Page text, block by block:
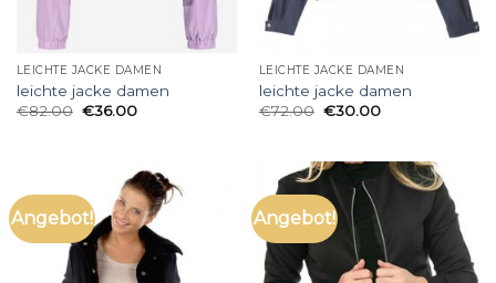
LEICHTE JACKE DAMEN
leichte jacke damen
€82.00 €36.00
LEICHTE JACKE DAMEN
leichte jacke damen
€72.00 €30.00
Angebot! Angebot!